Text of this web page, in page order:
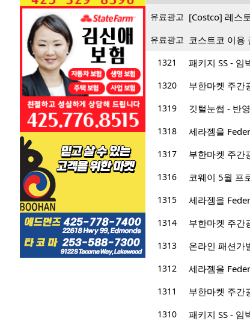
유료광고 [Costco] 레스
유료광고 코스트코 이용
1321
패키지 SS - 임
1320
부한마켓 주
1319
깃털눈썹 - 반
1318
세라젬을
1317
부한마켓 주
1316
코웨이 5월 프
1315
세라젬을
1314
부한마켓 주
1313
온라인 패션가
1312
세라젬을
1311
부한마켓 주
1310
패키지 SS - 임